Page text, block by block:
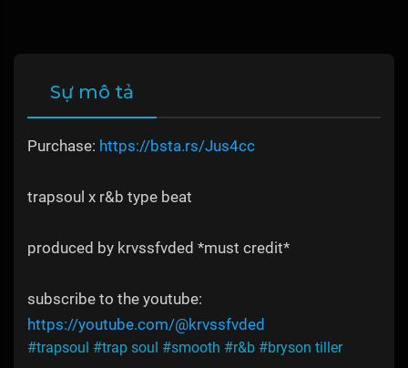
Sự mô tả
Purchase: https://bsta.rs/Jus4cc
trapsoul x r&b type beat
produced by krvssfvded *must credit*
subscribe to the youtube:
https://youtube.com/@krvssfvded
#trapsoul #trap soul #smooth #r&b #bryson tiller